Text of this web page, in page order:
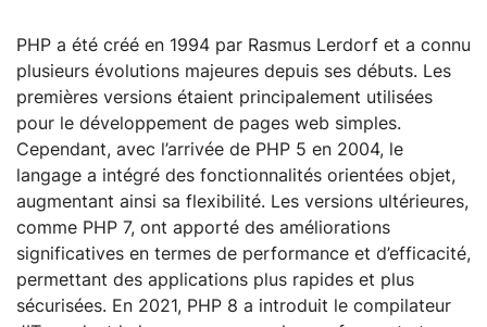
PHP a été créé en 1994 par Rasmus Lerdorf et a connu
plusieurs évolutions majeures depuis ses débuts. Les
premières versions étaient principalement utilisées
pour le développement de pages web simples.
Cependant, avec l’arrivée de PHP 5 en 2004, le
langage a intégré des fonctionnalités orientées objet,
augmentant ainsi sa flexibilité. Les versions ultérieures,
comme PHP 7, ont apporté des améliorations
significatives en termes de performance et d’efficacité,
permettant des applications plus rapides et plus
sécurisées. En 2021, PHP 8 a introduit le compilateur